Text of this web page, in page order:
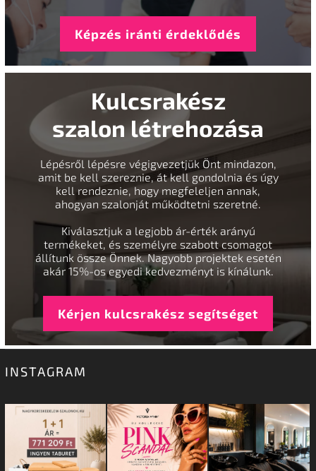
Képzés iránti érdeklődés
Kulcsrakész
szalon létrehozása
Lépésről lépésre végigvezetjük Önt mindazon,
amit be kell szereznie, át kell gondolnia és úgy
kell rendeznie, hogy megfeleljen annak,
ahogyan szalonját működtetni szeretné.
Kiválasztjuk a legjobb ár-érték arányú
termékeket, és személyre szabott csomagot
állítunk össze Önnek. Nagyobb projektek esetén
akár 15%-os egyedi kedvezményt is kínálunk.
Kérjen kulcsrakész segítséget
INSTAGRAM